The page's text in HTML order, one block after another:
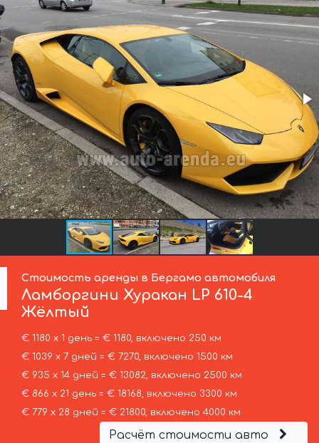
Стоимость аренды в Бергамо автомобиля
Ламборгини Хуракан LP 610-4
Жёлтый
€ 1180 х 1 день = € 1180, включено 250 км
€ 1039 х 7 дней = € 7270, включено 1500 км
€ 935 х 14 дней = € 13082, включено 2500 км
€ 866 х 21 день = € 18168, включено 3300 км
€ 779 х 28 дней = € 21800, включено 4000 км
Расчёт стоимости авто